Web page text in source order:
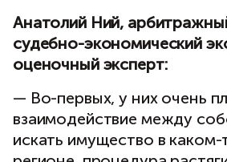
Анатолий Ний,
судебно-экономический
оценочный эксперт:
— Во-первых, у них очень
взаимодействие между
искать имущество в